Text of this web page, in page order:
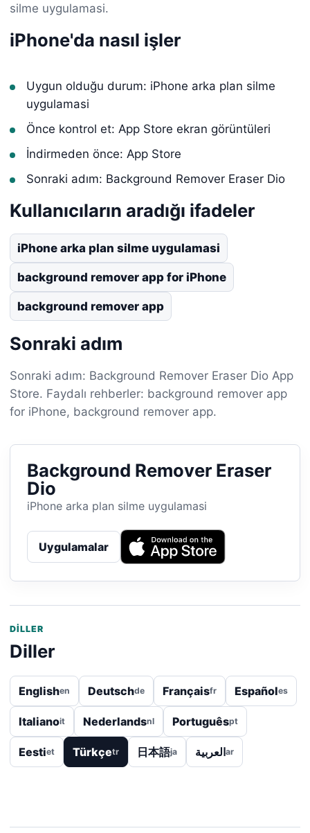
silme uygulamasi.
iPhone'da nasıl işler
Uygun olduğu durum: iPhone arka plan silme
uygulamasi
Önce kontrol et: App Store ekran görüntüleri
İndirmeden önce: App Store
Sonraki adım: Background Remover Eraser Dio
Kullanıcıların aradığı ifadeler
iPhone arka plan silme uygulamasi
background remover app for iPhone
background remover app
Sonraki adım
Sonraki adım: Background Remover Eraser Dio App
Store. Faydalı rehberler: background remover app
for iPhone, background remover app.
Background Remover Eraser
Dio
iPhone arka plan silme uygulamasi
Uygulamalar
DILLER
Diller
Englishen Deutschde Françaisfr Españoles
Italianoit Nederlandsnl Portuguêspt
Eestiet Türkçetr 日本語ja العربيةar